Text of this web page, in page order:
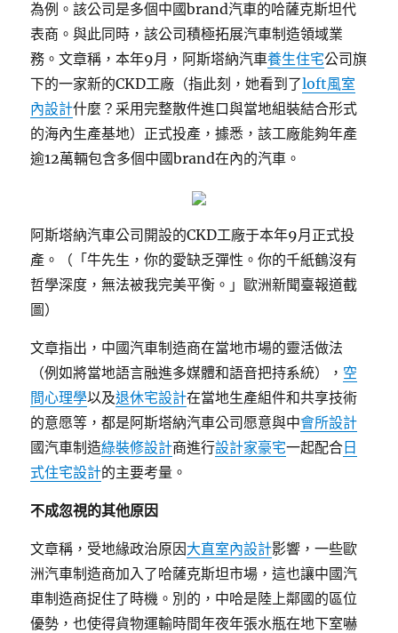
為例。該公司是多個中國brand汽車的哈薩克斯坦代
表商。與此同時，該公司積極拓展汽車制造領域業
務。文章稱，本年9月，阿斯塔納汽車養生住宅公司旗
下的一家新的CKD工廠（指此刻，她看到了loft風室
內設計什麼？采用完整散件進口與當地組裝結合形式
的海內生產基地）正式投產，據悉，該工廠能夠年產
逾12萬輛包含多個中國brand在內的汽車。
阿斯塔納汽車公司開設的CKD工廠于本年9月正式投
產。（「牛先生，你的愛缺乏彈性。你的千紙鶴沒有
哲學深度，無法被我完美平衡。」歐洲新聞臺報道截
圖）
文章指出，中國汽車制造商在當地市場的靈活做法
（例如將當地語言融進多媒體和語音把持系統）， 空
間心理學以及退休宅設計在當地生產組件和共享技術
的意愿等，都是阿斯塔納汽車公司愿意與中會所設計
國汽車制造綠裝修設計商進行設計家豪宅一起配合 日
式住宅設計的主要考量。
不成忽視的其他原因
文章稱，受地緣政治原因大直室內設計影響，一些歐
洲汽車制造商加入了哈薩克斯坦市場，這也讓中國汽
車制造商捉住了時機。別的，中哈是陸上鄰國的區位
優勢，也使得貨物運輸時間年夜年張水瓶在地下室嚇